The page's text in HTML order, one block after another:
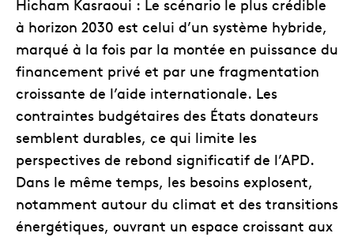
Hicham Kasraoui : Le scénario le plus crédible
à horizon 2030 est celui d’un système hybride,
marqué à la fois par la montée en puissance du
financement privé et par une fragmentation
croissante de l’aide internationale. Les
contraintes budgétaires des États donateurs
semblent durables, ce qui limite les
perspectives de rebond significatif de l’APD.
Dans le même temps, les besoins explosent,
notamment autour du climat et des transitions
énergétiques, ouvrant un espace croissant aux